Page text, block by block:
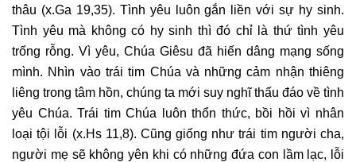
thâu (x.Ga 19,35). Tình yêu luôn gắn liền với sự hy sinh.
Tình yêu mà không có hy sinh thì đó chỉ là thứ tình yêu
trống rỗng. Vì yêu, Chúa Giêsu đã hiến dâng mạng sống
mình. Nhìn vào trái tim Chúa và những cảm nhận thiêng
liêng trong tâm hồn, chúng ta mới suy nghĩ thấu đáo về tình
yêu Chúa. Trái tim Chúa luôn thổn thức, bồi hồi vì nhân
loại tội lỗi (x.Hs 11,8). Cũng giống như trái tim người cha,
người mẹ sẽ không yên khi có những đứa con lầm lạc, lỗi